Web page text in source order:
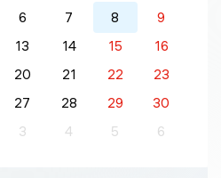
6 7 8
9
13 14 15
16
20 21 22
23
27 28 29
30
3 4 5 6